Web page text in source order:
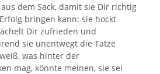
dem Sack, damit sie Dir richtig
bringen kann: sie hockt
Dir zufrieden und
sie unentwegt die Tatze
was hinter der
mag, könnte meinen, sie sei